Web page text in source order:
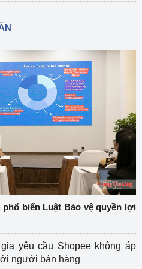
biến Luật Bảo vệ quyền lợi
yêu cầu Shopee không áp
người bán hàng